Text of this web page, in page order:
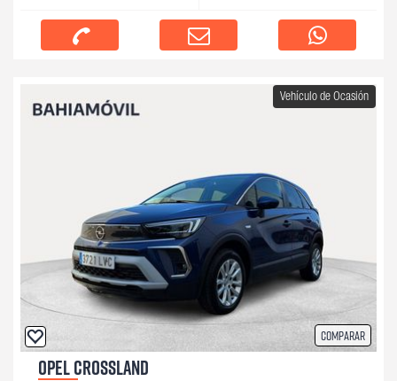
Comparar
Vehículo de Ocasión
OPEL CROSSLAND